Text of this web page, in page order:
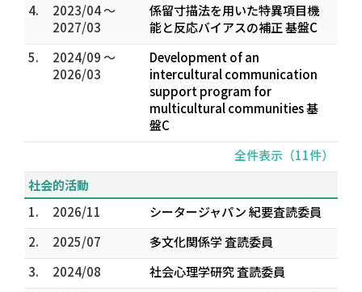
4.
2023/04 ～
2027/03
係留寸描法を用いた特異項目機
能と反応バイアスの補正 基盤C
5.
2024/09 ～
2026/03
Development of an
intercultural communication
support program for
multicultural communities 基
盤C
全件表示（11件）
社会的活動
1.
2026/11
シータージャパン 紀要査読委員
2.
2025/07
多文化関係学 査読委員
3.
2024/08
社会心理学研究 査読委員